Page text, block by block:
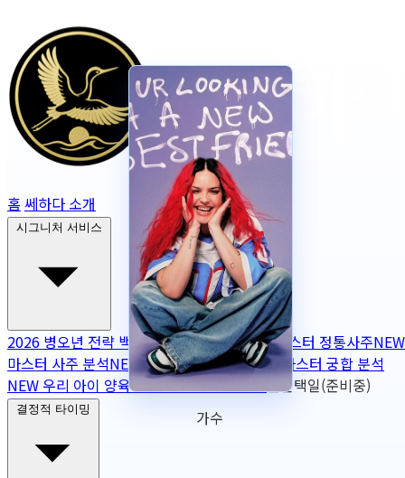
홈 쎄하다 소개
시그니처 서비스
2026 병오년 전략 백서NEW2026 토정비결마스터 정통사주NEW
마스터 사주 분석NEW 무보정 사주 판독NEW마스터 궁합 분석
NEW 우리 아이 양육 궁합NEW작명OPEN출산택일(준비중)
결정적 타이밍 가수